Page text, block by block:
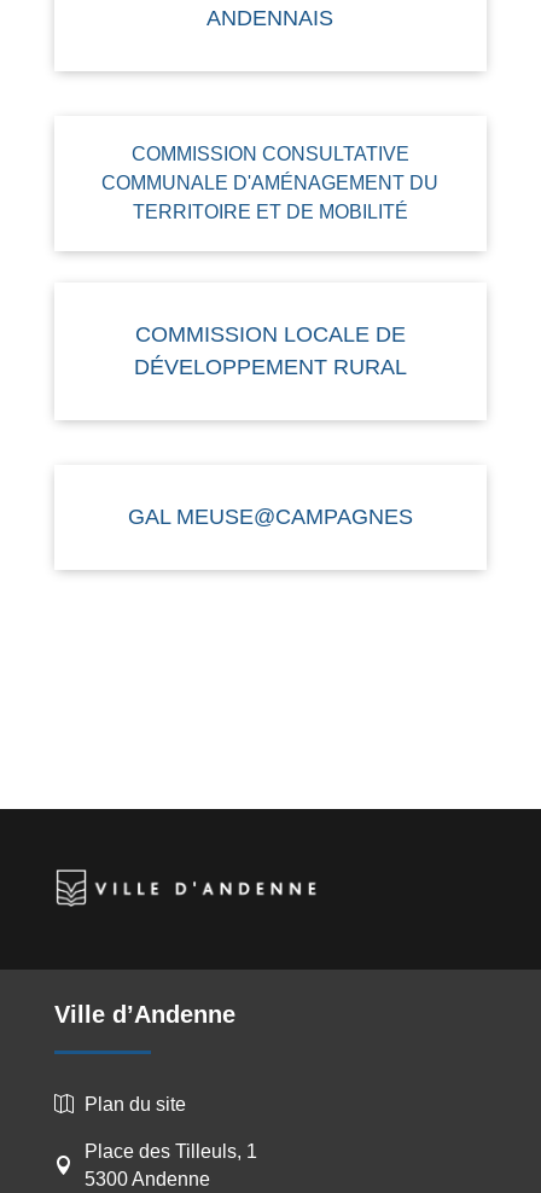
ANDENNAIS
COMMISSION CONSULTATIVE
COMMUNALE D'AMÉNAGEMENT DU
TERRITOIRE ET DE MOBILITÉ
COMMISSION LOCALE DE
DÉVELOPPEMENT RURAL
GAL MEUSE@CAMPAGNES
Ville d’Andenne
 Plan du site

Place des Tilleuls, 1
5300 Andenne